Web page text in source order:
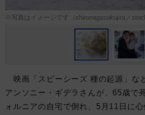
※写真はイメージです（shironagasukujira／
映画「スピーシーズ 種の起源」な
アンソニー・ギデラさんが、65歳で
ォルニアの自宅で倒れ、5月11日に